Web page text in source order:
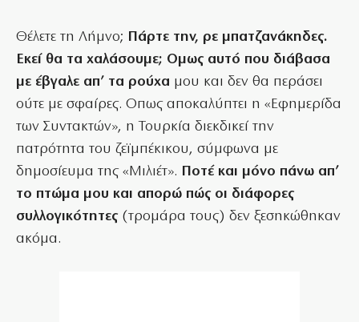
Θέλετε τη Λήμνο; Πάρτε την, ρε μπατζανάκηδες.
Εκεί θα τα χαλάσουμε; Ομως αυτό που διάβασα
με έβγαλε απ’ τα ρούχα μου και δεν θα περάσει
ούτε με σφαίρες. Οπως αποκαλύπτει η «Εφημερίδα
των Συντακτών», η Τουρκία διεκδικεί την
πατρότητα του ζεϊμπέκικου, σύμφωνα με
δημοσίευμα της «Μιλιέτ». Ποτέ και μόνο πάνω απ’
το πτώμα μου και απορώ πώς οι διάφορες
συλλογικότητες (τρομάρα τους) δεν ξεσηκώθηκαν
ακόμα.